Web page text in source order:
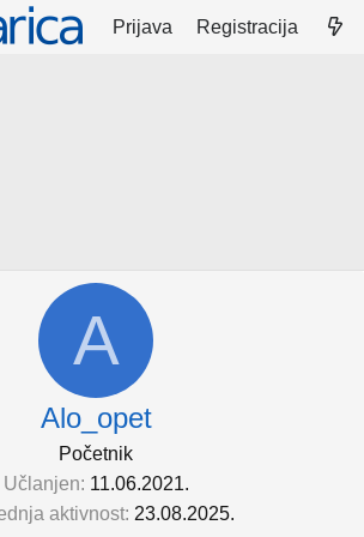
Prijava Registracija
A
Alo_opet
Početnik
Učlanjen 11.06.2021.
aktivnost 23.08.2025.